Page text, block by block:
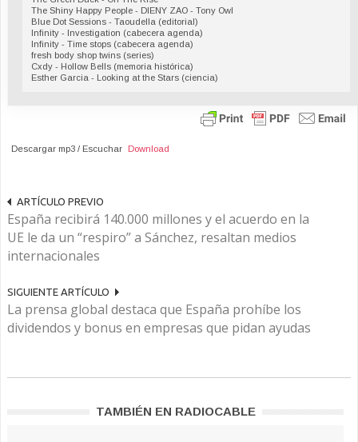
The Shiny Happy People - DIENY ZAO - Tony Owl
Blue Dot Sessions - Taoudella (editorial)
Infinity - Investigation (cabecera agenda)
Infinity - Time stops (cabecera agenda)
fresh body shop twins (series)
Cxdy - Hollow Bells (memoria histórica)
Esther Garcia - Looking at the Stars (ciencia)
Descargar mp3 / Escuchar Download
ARTÍCULO PREVIO
España recibirá 140.000 millones y el acuerdo en la
UE le da un “respiro” a Sánchez, resaltan medios
internacionales
SIGUIENTE ARTÍCULO
La prensa global destaca que España prohíbe los
dividendos y bonus en empresas que pidan ayudas
TAMBIÉN EN RADIOCABLE